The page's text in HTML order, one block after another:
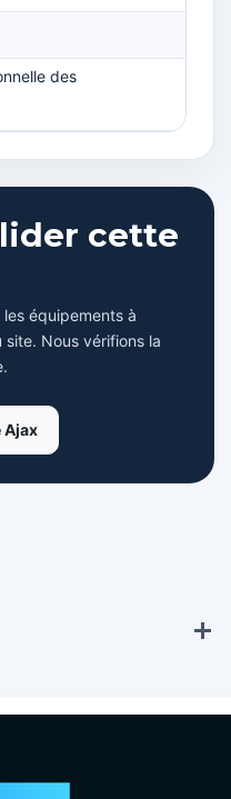
des
cette
équipements à
Nous vérifions la
Ajax